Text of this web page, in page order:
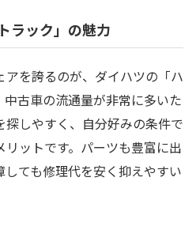
ラック」の魅力
を誇るのが、ダイハツの「ハ
古車の流通量が非常に多いた
しやすく、自分好みの条件で
ットです。パーツも豊富に出
ても修理代を安く抑えやすい